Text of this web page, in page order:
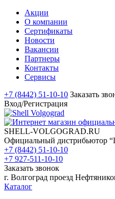
Акции
О компании
Сертификаты
Новости
Вакансии
Партнеры
Контакты
Сервисы
+7 (8442) 51-10-10 Заказать
Вход/Регистрация
SHELL-VOLGOGRAD.RU
Официальный дистрибьютор
+7 (8442) 51-10-10
+7 927-511-10-10
Заказать звонок
г. Волгоград проезд
Каталог